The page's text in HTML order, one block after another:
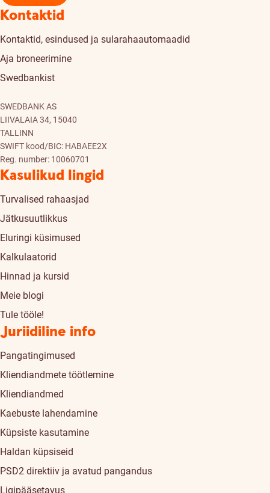
Kontaktid
Kontaktid, esindused ja sularahaautomaadid
Aja broneerimine
Swedbankist
SWEDBANK AS
LIIVALAIA 34, 15040
TALLINN
SWIFT kood/BIC: HABAEE2X
Reg. number: 10060701
Kasulikud lingid
Turvalised rahaasjad
Jätkusuutlikkus
Eluringi küsimused
Kalkulaatorid
Hinnad ja kursid
Meie blogi
Tule tööle!
Juriidiline info
Pangatingimused
Kliendiandmete töötlemine
Kliendiandmed
Kaebuste lahendamine
Küpsiste kasutamine
Haldan küpsiseid
PSD2 direktiiv ja avatud pangandus
Ligipääsetavus